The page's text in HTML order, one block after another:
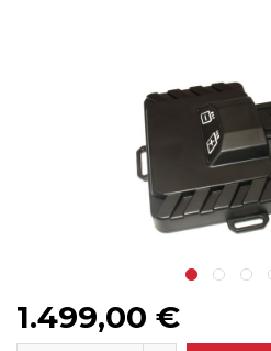
1.499,00 €